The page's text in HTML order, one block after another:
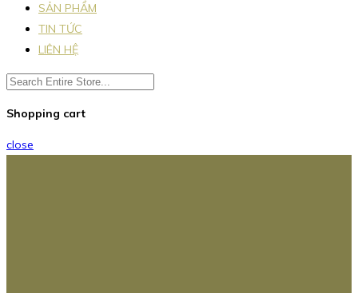
SẢN PHẨM
TIN TỨC
LIÊN HỆ
Shopping cart
close